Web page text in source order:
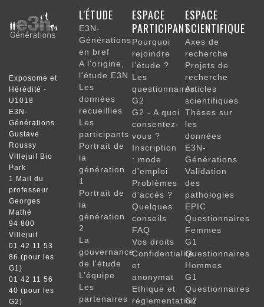
NAVIGATION
PRINCIPALE
L'ÉTUDE
E3N-
Générations
en bref
A l'origine,
l'étude E3N
Les
données
recueillies
Les
participants
Portrait de
la
génération
1
Portrait de
la
génération
2
La
gouvernance
de l'étude
L’équipe
Les
partenaires
ESPACE
PARTICIPANT
Pourquoi
rejoindre
l’étude ?
Les
questionnaires
G2
G2 - A quoi
consentez-
vous ?
Inscription
: mode
d'emploi
Problèmes
d'accès ?
Quelques
conseils
FAQ
Vos droits
Confidentialité
et
anonymat
Ethique et
réglementation
ESPACE
SCIENTIFIQUE
Axes de
recherche
Projets de
recherche
Articles
scientifiques
Thèses sur
les
données
E3N-
Générations
Validation
des
pathologies
EPIC
Questionnaires
Femmes
G1
Questionnaires
Hommes
G1
Questionnaires
G2
Exposome et
Hérédité -
U1018
E3N-
Générations
Gustave
Roussy
Villejuif Bio
Park
1 Mail du
professeur
Georges
Mathé
94 800
Villejuif
01 42 11 53
86 (pour les
G1)
01 42 11 56
40 (pour les
G2)